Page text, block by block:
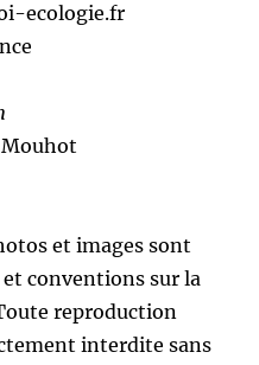
ecologie.fr
et images sont
conventions sur la
reproduction
interdite sans